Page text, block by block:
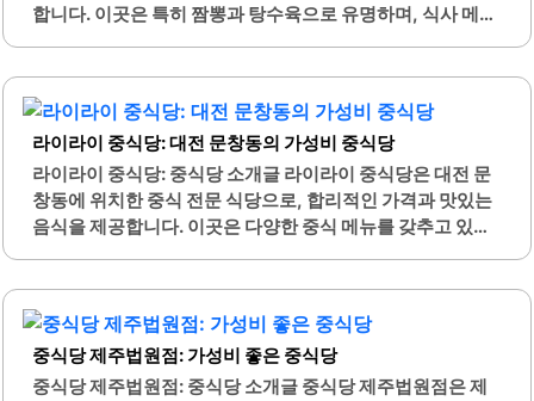
합니다. 이곳은 특히 짬뽕과 탕수육으로 유명하며, 식사 메뉴
삭한 튀김옷이 조화를 이루며, 육즙이 가득한 맛을 자랑합니
다. 또한, 잡채밥과 마파두부덮밥도 인기 메뉴로, 매콤한 맛
과 함께 다양한 식감을 제공합니다. 케이웍은 야구장과 가까
운 위치에 있어 경기 관람 전후로 방문하기에 적합합니다.포
장 주문도 가능하여, 편리하게 음식을 픽업할 수 있습니다. 이
곳의 냉면은 시원하고 매콤한 맛으로 여름철에 인기가 많습
며,..
라이라이 중식당: 대전 문창동의 가성비 중식당
라이라이 중식당: 중식당 소개글 라이라이 중식당은 대전 문
창동에 위치한 중식 전문 식당으로, 합리적인 가격과 맛있는
음식을 제공합니다. 이곳은 다양한 중식 메뉴를 갖추고 있어
에게 인기가 높습니다.라이라이 중식당은 빠른 서비스로도
유명하며, 포장 주문 시에도 신속하게 음식을 제공받을 수 있
습니다. 식당 내부는 아늑한 분위기로 꾸며져 있어 편안하게
식사를 즐길 수 있는 환경을 제공합니다. 또한, 직원들은 친절
중식당 제주법원점: 가성비 좋은 중식당
중식당 제주법원점: 중식당 소개글 중식당 제주법원점은 제